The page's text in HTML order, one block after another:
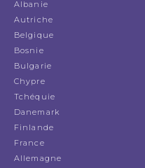
Albanie
Autriche
Belgique
Bosnie
Bulgarie
Chypre
Tchéquie
Danemark
Finlande
France
Allemagne